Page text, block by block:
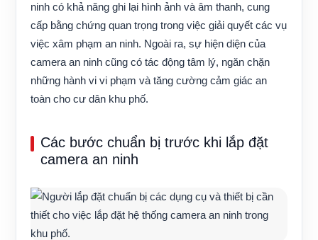
ninh có khả năng ghi lại hình ảnh và âm thanh, cung
cấp bằng chứng quan trọng trong việc giải quyết các vụ
việc xâm phạm an ninh. Ngoài ra, sự hiện diện của
camera an ninh cũng có tác động tâm lý, ngăn chặn
những hành vi vi phạm và tăng cường cảm giác an
toàn cho cư dân khu phố.
Các bước chuẩn bị trước khi lắp đặt
camera an ninh